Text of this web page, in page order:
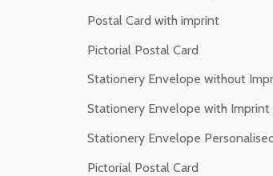
Postal Card with imprint
Pictorial Postal Card
Stationery Envelope without
Stationery Envelope with Imprint
Stationery Envelope
Pictorial Postal Card